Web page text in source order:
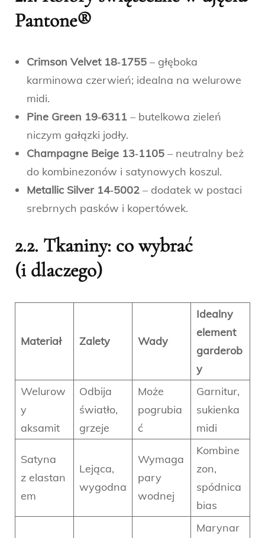
Pantone®
Crimson Velvet 18‑1755 – głęboka
karminowa czerwień; idealna na welurowe
midi.
Pine Green 19‑6311 – butelkowa zieleń
niczym gałązki jodły.
Champagne Beige 13‑1105 – neutralny beż
do kombinezonów i satynowych koszul.
Metallic Silver 14‑5002 – dodatek w postaci
srebrnych pasków i kopertówek.
2.2. Tkaniny: co wybrać
(i dlaczego)
Materiał Zalety Wady
Idealny
element
garderob
y
Welurow
y
aksamit
Odbija
światło,
grzeje
Może
pogrubia
ć
Garnitur,
sukienka
midi
Satyna
z elastan
em
Lejąca,
wygodna
Wymaga
pary
wodnej
Kombine
zon,
spódnica
bias
Marynar